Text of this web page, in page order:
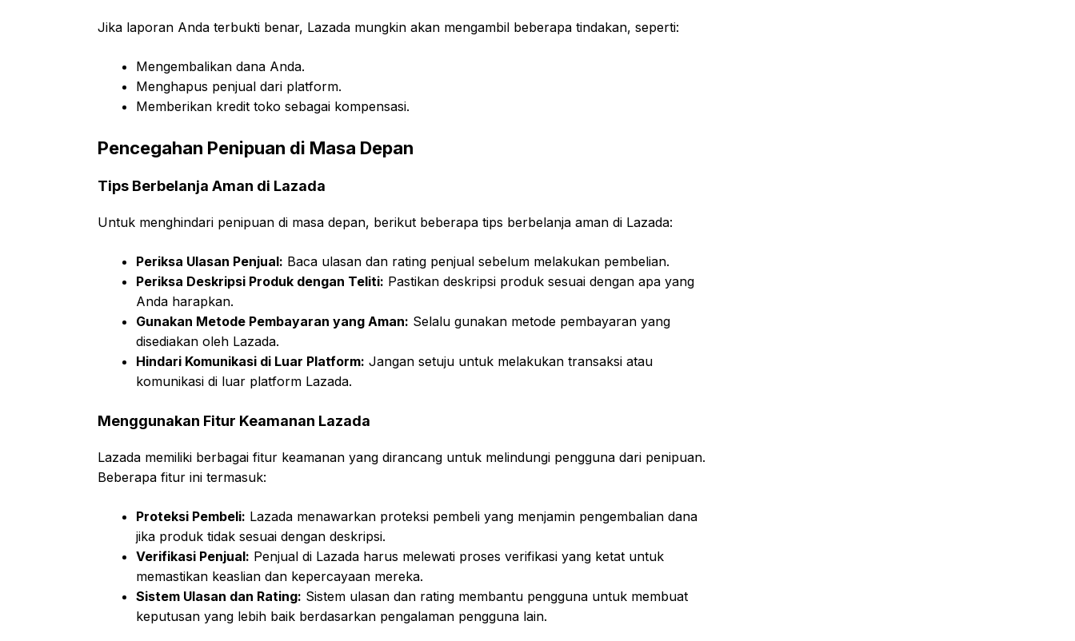
Jika laporan Anda terbukti benar, Lazada mungkin akan mengambil beberapa tindakan, seperti:
Mengembalikan dana Anda.
Menghapus penjual dari platform.
Memberikan kredit toko sebagai kompensasi.
Pencegahan Penipuan di Masa Depan
Tips Berbelanja Aman di Lazada
Untuk menghindari penipuan di masa depan, berikut beberapa tips berbelanja aman di Lazada:
Periksa Ulasan Penjual: Baca ulasan dan rating penjual sebelum melakukan pembelian.
Periksa Deskripsi Produk dengan Teliti: Pastikan deskripsi produk sesuai dengan apa yang
Anda harapkan.
Gunakan Metode Pembayaran yang Aman: Selalu gunakan metode pembayaran yang
disediakan oleh Lazada.
Hindari Komunikasi di Luar Platform: Jangan setuju untuk melakukan transaksi atau
komunikasi di luar platform Lazada.
Menggunakan Fitur Keamanan Lazada
Lazada memiliki berbagai fitur keamanan yang dirancang untuk melindungi pengguna dari penipuan.
Beberapa fitur ini termasuk:
Proteksi Pembeli: Lazada menawarkan proteksi pembeli yang menjamin pengembalian dana
jika produk tidak sesuai dengan deskripsi.
Verifikasi Penjual: Penjual di Lazada harus melewati proses verifikasi yang ketat untuk
memastikan keaslian dan kepercayaan mereka.
Sistem Ulasan dan Rating: Sistem ulasan dan rating membantu pengguna untuk membuat
keputusan yang lebih baik berdasarkan pengalaman pengguna lain.